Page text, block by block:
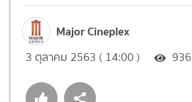
Major Cineplex
3 ตุลาคม 2563 ( 14:00 ) 936